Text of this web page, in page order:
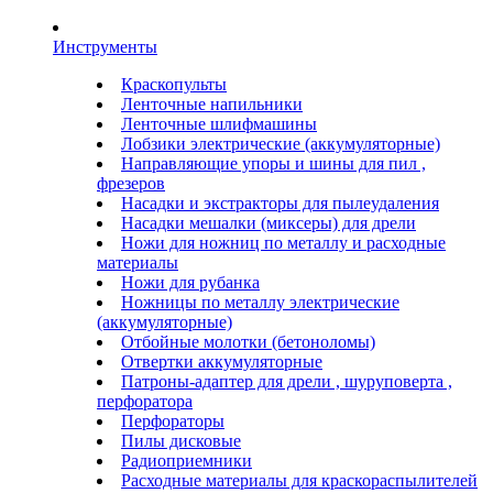
Инструменты
Краскопульты
Ленточные напильники
Ленточные шлифмашины
Лобзики электрические (аккумуляторные)
Направляющие упоры и шины для пил ,
фрезеров
Насадки и экстракторы для пылеудаления
Насадки мешалки (миксеры) для дрели
Ножи для ножниц по металлу и расходные
материалы
Ножи для рубанка
Ножницы по металлу электрические
(аккумуляторные)
Отбойные молотки (бетоноломы)
Отвертки аккумуляторные
Патроны-адаптер для дрели , шуруповерта ,
перфоратора
Перфораторы
Пилы дисковые
Радиоприемники
Расходные материалы для краскораспылителей